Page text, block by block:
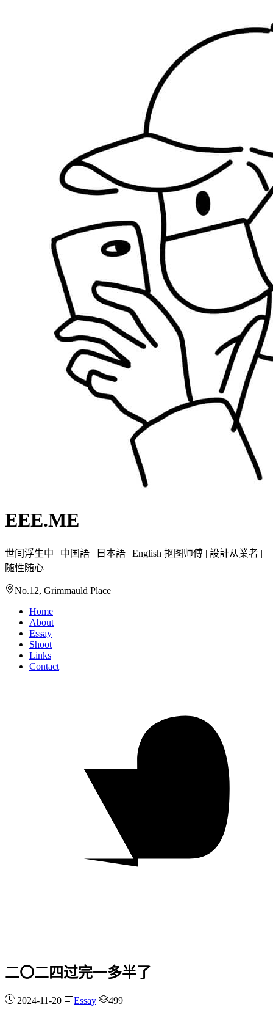
EEE.ME
世间浮生中 | 中国語 | 日本語 | English 抠图师傅 | 設計从業者 |
随性随心
No.12, Grimmauld Place
Home
About
Essay
Shoot
Links
Contact
二〇二四过完一多半了
2024-11-20 Essay 499